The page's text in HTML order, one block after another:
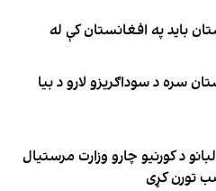
بايد په افغانستان کې له
سره د سوداګریزو لارو د بیا
د طالبانو د کورنیو چارو وزارت مرستیال
تورن کړی